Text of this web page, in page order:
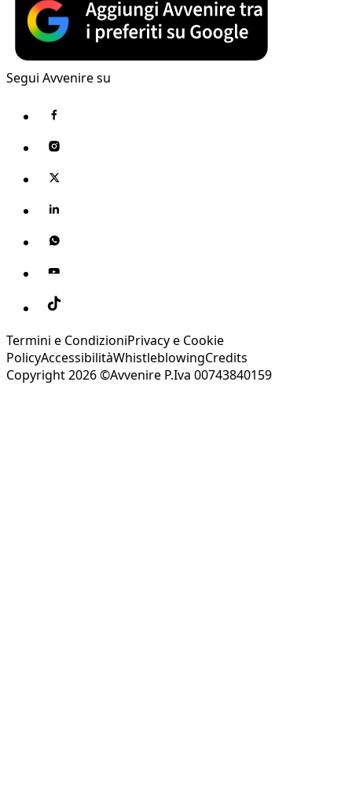
Segui Avvenire su
Termini e CondizioniPrivacy e Cookie
PolicyAccessibilitàWhistleblowingCredits
Copyright 2026 ©Avvenire P.Iva 00743840159